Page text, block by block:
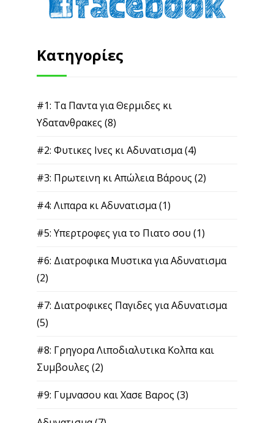
Κατηγορίες
#1: Τα Παντα για Θερμιδες κι
Υδατανθρακες (8)
#2: Φυτικες Ινες κι Αδυνατισμα(4)
#3: Πρωτεινη κι Απώλεια Βάρους (2)
#4: Λιπαρα κι Αδυνατισμα(1)
#5: Υπερτροφες για το Πιατο σου (1)
#6: Διατροφικα Μυστικα για Αδυνατισμα
(2)
#7: Διατροφικες Παγιδες για Αδυνατισμα
(5)
#8: Γρηγορα Λιποδιαλυτικα Κολπα και
Συμβουλες (2)
#9: Γυμνασου και Χασε Βαρος (3)